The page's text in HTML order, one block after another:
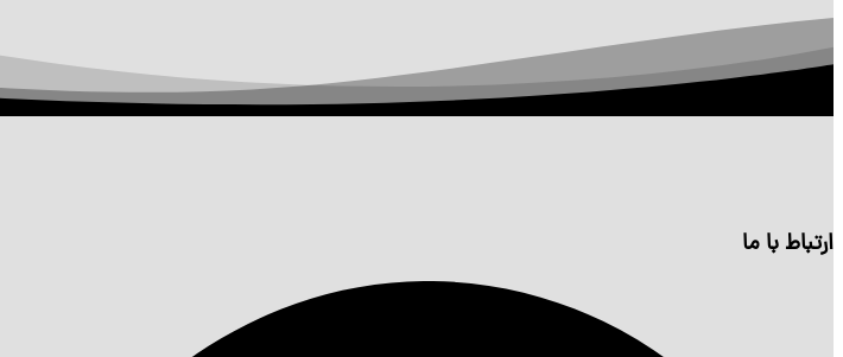
ارتباط با ما